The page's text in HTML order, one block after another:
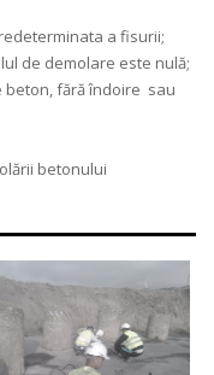
a fisurii;
de demolare este nulă;
fără îndoire sau
betonului